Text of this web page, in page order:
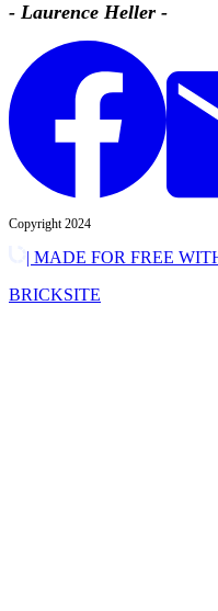
- Laurence Heller -
Copyright 2024
| MADE FOR FREE
BRICKSITE